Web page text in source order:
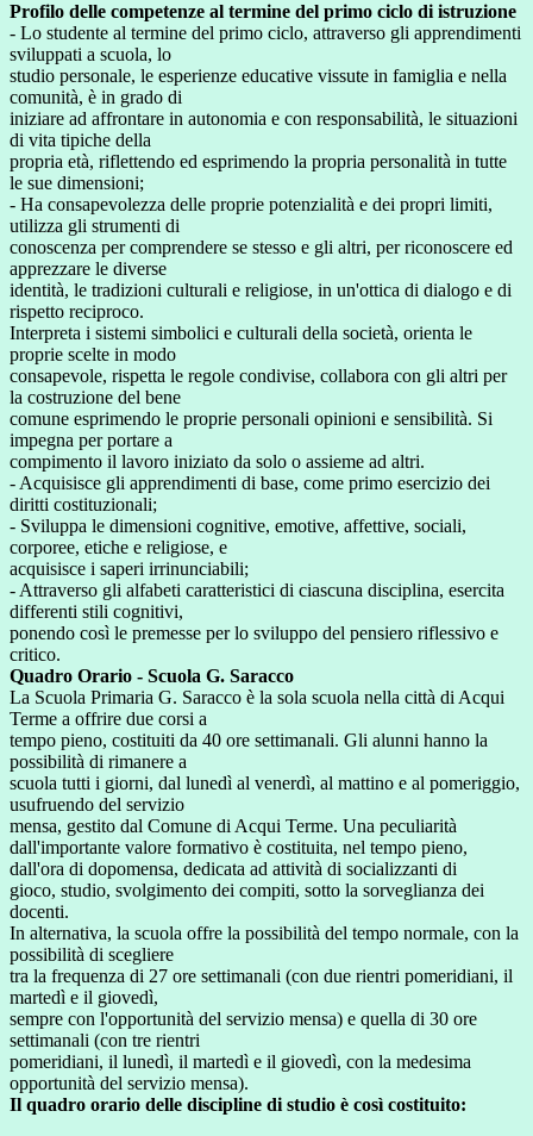
Profilo delle competenze al termine del primo ciclo di istruzione
- Lo studente al termine del primo ciclo, attraverso gli apprendimenti
sviluppati a scuola, lo
studio personale, le esperienze educative vissute in famiglia e nella
comunità, è in grado di
iniziare ad affrontare in autonomia e con responsabilità, le situazioni
di vita tipiche della
propria età, riflettendo ed esprimendo la propria personalità in tutte
le sue dimensioni;
- Ha consapevolezza delle proprie potenzialità e dei propri limiti,
utilizza gli strumenti di
conoscenza per comprendere se stesso e gli altri, per riconoscere ed
apprezzare le diverse
identità, le tradizioni culturali e religiose, in un'ottica di dialogo e di
rispetto reciproco.
Interpreta i sistemi simbolici e culturali della società, orienta le
proprie scelte in modo
consapevole, rispetta le regole condivise, collabora con gli altri per
la costruzione del bene
comune esprimendo le proprie personali opinioni e sensibilità. Si
impegna per portare a
compimento il lavoro iniziato da solo o assieme ad altri.
- Acquisisce gli apprendimenti di base, come primo esercizio dei
diritti costituzionali;
- Sviluppa le dimensioni cognitive, emotive, affettive, sociali,
corporee, etiche e religiose, e
acquisisce i saperi irrinunciabili;
- Attraverso gli alfabeti caratteristici di ciascuna disciplina, esercita
differenti stili cognitivi,
ponendo così le premesse per lo sviluppo del pensiero riflessivo e
critico.
Quadro Orario - Scuola G. Saracco
La Scuola Primaria G. Saracco è la sola scuola nella città di Acqui
Terme a offrire due corsi a
tempo pieno, costituiti da 40 ore settimanali. Gli alunni hanno la
possibilità di rimanere a
scuola tutti i giorni, dal lunedì al venerdì, al mattino e al pomeriggio,
usufruendo del servizio
mensa, gestito dal Comune di Acqui Terme. Una peculiarità
dall'importante valore formativo è costituita, nel tempo pieno,
dall'ora di dopomensa, dedicata ad attività di socializzanti di
gioco, studio, svolgimento dei compiti, sotto la sorveglianza dei
docenti.
In alternativa, la scuola offre la possibilità del tempo normale, con la
possibilità di scegliere
tra la frequenza di 27 ore settimanali (con due rientri pomeridiani, il
martedì e il giovedì,
sempre con l'opportunità del servizio mensa) e quella di 30 ore
settimanali (con tre rientri
pomeridiani, il lunedì, il martedì e il giovedì, con la medesima
opportunità del servizio mensa).
Il quadro orario delle discipline di studio è così costituito: